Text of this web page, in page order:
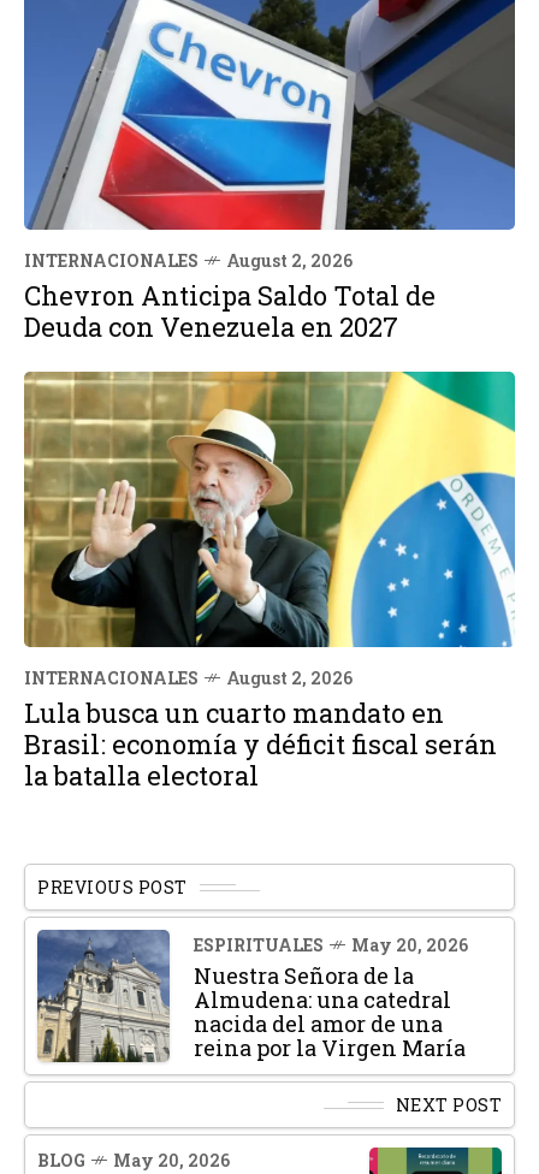
INTERNACIONALES August 2, 2026
Chevron Anticipa Saldo Total de
Deuda con Venezuela en 2027
INTERNACIONALES August 2, 2026
Lula busca un cuarto mandato en
Brasil: economía y déficit fiscal serán
la batalla electoral
PREVIOUS POST
ESPIRITUALES May 20, 2026
Nuestra Señora de la
Almudena: una catedral
nacida del amor de una
reina por la Virgen María
NEXT POST
BLOG May 20, 2026